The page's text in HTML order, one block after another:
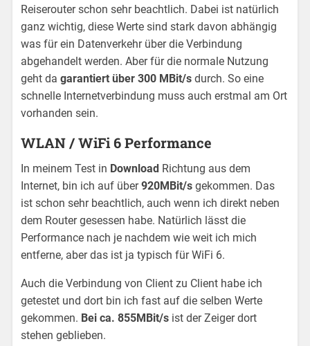
Reiserouter schon sehr beachtlich. Dabei ist natürlich
ganz wichtig, diese Werte sind stark davon abhängig
was für ein Datenverkehr über die Verbindung
abgehandelt werden. Aber für die normale Nutzung
geht dagarantiert über 300 MBit/s durch. So eine
schnelle Internetverbindung muss auch erstmal am Ort
vorhanden sein.
WLAN / WiFi 6 Performance
In meinem Test in Download Richtung aus dem
Internet, bin ich auf über920MBit/s gekommen. Das
ist schon sehr beachtlich, auch wenn ich direkt neben
dem Router gesessen habe. Natürlich lässt die
Performance nach je nachdem wie weit ich mich
entferne, aber das ist ja typisch für WiFi 6.
Auch die Verbindung von Client zu Client habe ich
getestet und dort bin ich fast auf die selben Werte
gekommen. Bei ca. 855MBit/s ist der Zeiger dort
stehen geblieben.